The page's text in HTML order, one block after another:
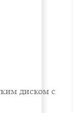
диском с